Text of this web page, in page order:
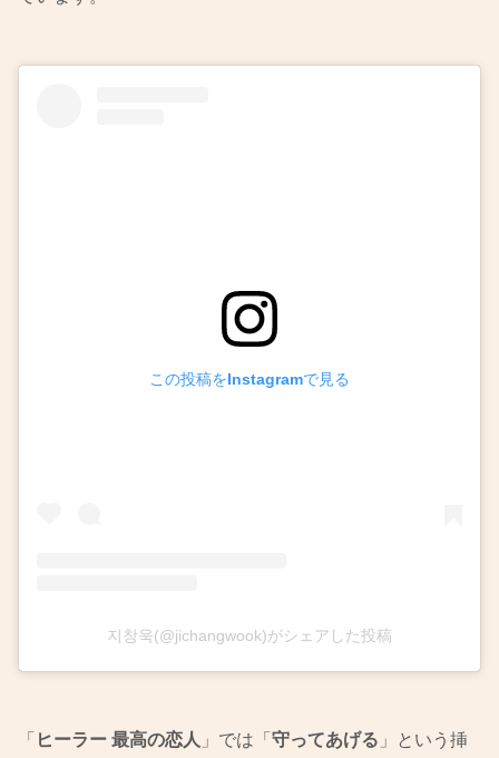
この投稿をInstagramで見る
지창욱(@jichangwook)がシェアした投稿
「 ヒーラー 最高の恋人 」では「 守ってあげる 」という挿